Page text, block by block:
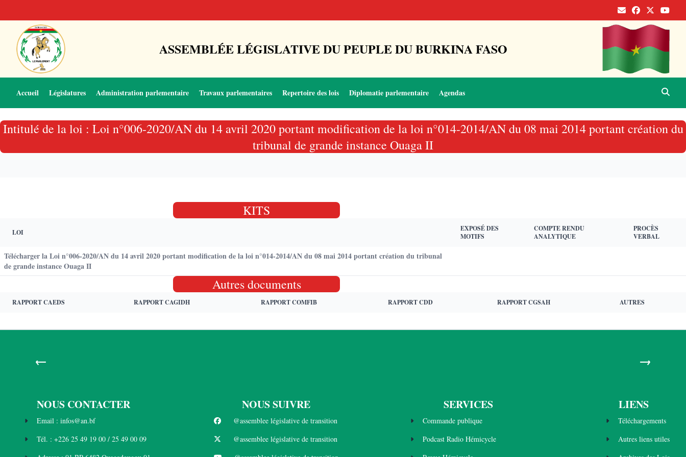
ASSEMBLÉE LÉGISLATIVE DU PEUPLE DU BURKINA FASO
Accueil Législatures Administration parlementaire Travaux parlementaires Repertoire des lois Diplomatie parlementaire Agendas
Intitulé de la loi : Loi n°006-2020/AN du 14 avril 2020 portant modification de la loi n°014-2014/AN du 08 mai 2014 portant création du
tribunal de grande instance Ouaga II
KITS
LOI
EXPOSÉ DES
MOTIFS
COMPTE RENDU
ANALYTIQUE
PROCÈS
VERBAL
Télécharger la Loi n°006-2020/AN du 14 avril 2020 portant modification de la loi n°014-2014/AN du 08 mai 2014 portant création du tribunal
de grande instance Ouaga II
Autres documents
RAPPORT CAEDS RAPPORT CAGIDH RAPPORT COMFIB RAPPORT CDD RAPPORT CGSAH AUTRES
← →
NOUS CONTACTER
Email : infos@an.bf
Tél. : +226 25 49 19 00 / 25 49 00 09
NOUS SUIVRE
@assemblee législative de transition
@assemblee législative de transition
SERVICES
Commande publique
Podcast Radio Hémicycle
LIENS
Téléchargements
Autres liens utiles